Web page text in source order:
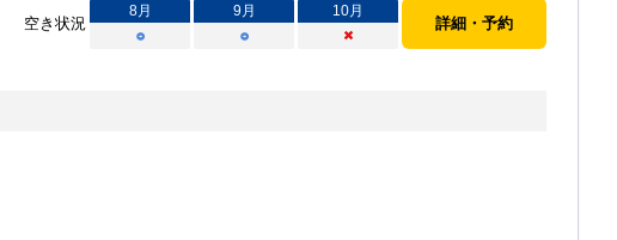
空き状況
8月 9月 10月
○
○ ×
詳細・予約